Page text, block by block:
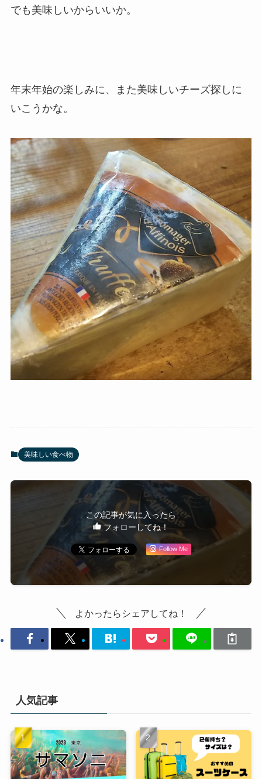
でも美味しいからいいか。
年末年始の楽しみに、また美味しいチーズ探しに
いこうかな。
美味しい食べ物
この記事が気に入ったら
フォローしてね！
Follow Me
よかったらシェアしてね！
人気記事